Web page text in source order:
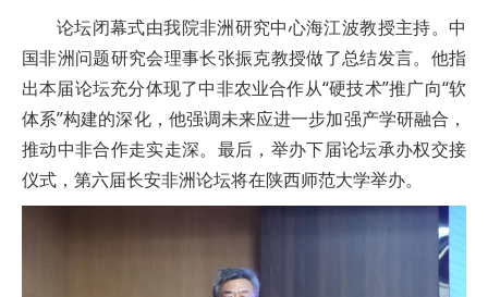
论坛闭幕式由我院非洲研究中心海江波教授主持。中
国非洲问题研究会理事长张振克教授做了总结发言。他指
出本届论坛充分体现了中非农业合作从“硬技术”推广向“软
体系”构建的深化，他强调未来应进一步加强产学研融合，
推动中非合作走实走深。最后，举办下届论坛承办权交接
仪式，第六届长安非洲论坛将在陕西师范大学举办。